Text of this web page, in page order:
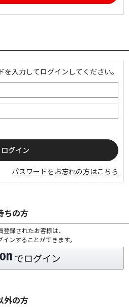
入力してログインしてください。
パスワードをお忘れの方はこちら
ちの方
録されたお客様は、
ンすることができます。
外の方